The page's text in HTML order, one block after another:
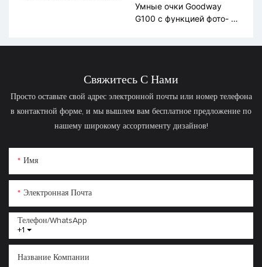
Умные очки Goodway
G100 с функцией фото- и
Свяжитесь С Нами
Просто оставьте свой адрес электронной почты или номер телефона
в контактной форме, и мы вышлем вам бесплатное предложение по
нашему широкому ассортименту дизайнов!
Имя
Электронная Почта
+1
Телефон/WhatsApp
Название Компании